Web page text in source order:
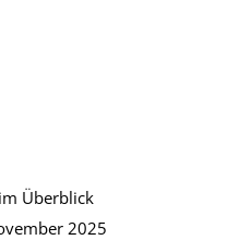
Überblick
2025